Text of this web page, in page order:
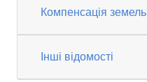
Компенсація
Інші відомості